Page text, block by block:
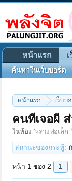
หน้าแรก เว็บบ
คนที่เจอผี
ในห้อง 'หลวงพ่อเล็ก
สถานะของกระทู้:
หน้า 1 ของ 2 1 2 ถัด
หน้าแรก
ค้นหาในเว็บบอร์ด